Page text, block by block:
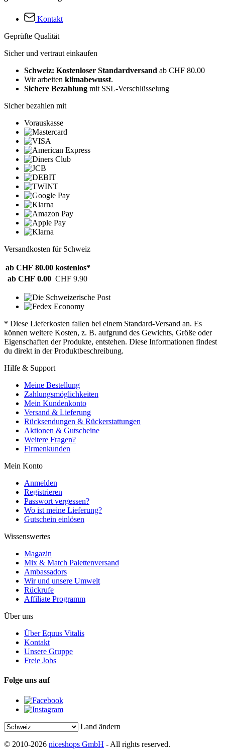
Kontakt
Geprüfte Qualität
Sicher und vertraut einkaufen
Schweiz: Kostenloser Standardversand ab CHF 80.00
Wir arbeiten klimabewusst.
Sichere Bezahlung mit SSL-Verschlüsselung
Sicher bezahlen mit
Vorauskasse
Versandkosten für Schweiz
ab CHF 80.00 kostenlos*
ab CHF 0.00 CHF 9.90
* Diese Lieferkosten fallen bei einem Standard-Versand an. Es
können weitere Kosten, z. B. aufgrund des Gewichts, Größe oder
Eigenschaften der Produkte, entstehen. Diese Informationen findest
du direkt in der Produktbeschreibung.
Hilfe & Support
Meine Bestellung
Zahlungsmöglichkeiten
Mein Kundenkonto
Versand & Lieferung
Rücksendungen & Rückerstattungen
Aktionen & Gutscheine
Weitere Fragen?
Firmenkunden
Mein Konto
Anmelden
Registrieren
Passwort vergessen?
Wo ist meine Lieferung?
Gutschein einlösen
Wissenswertes
Magazin
Mix & Match Palettenversand
Ambassadors
Wir und unsere Umwelt
Rückrufe
Affiliate Programm
Über uns
Über Equus Vitalis
Kontakt
Unsere Gruppe
Freie Jobs
Folge uns auf
Land ändern
© 2010-2026 niceshops GmbH - All rights reserved.